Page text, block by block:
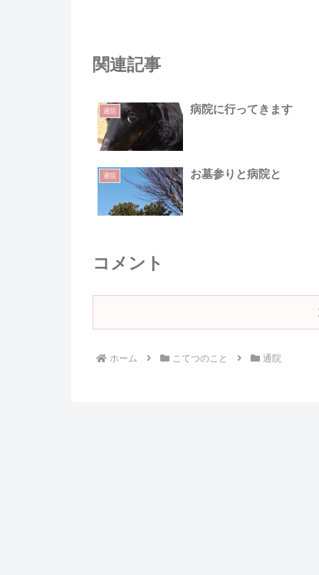
関連記事
通院 病院に行ってきます
通院 お墓参りと病院と
コメント
ホーム こてつのこと 通院